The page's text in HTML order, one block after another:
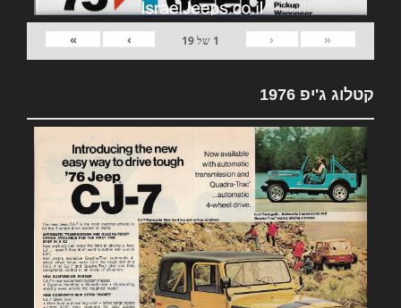
«
‹
1 של19
›
»
קטלוג ג'יפ 1976